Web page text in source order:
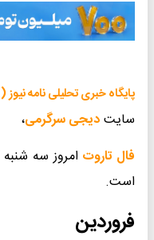
پایگاه خبری تحلیلی نامه نیوز (namehnews.com) :
سایتدیجی سرگرمی،
فال تاروت
است.
فروردین